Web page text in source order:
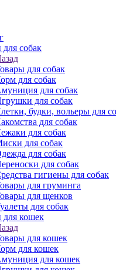
собак
для собак
для собак
для собак
для собак
будки, вольеры для
для собак
для собак
для собак
для собак
для собак
гигиены для собак
для груминга
для щенков
для собак
для кошек
для кошек
для кошек
для кошек